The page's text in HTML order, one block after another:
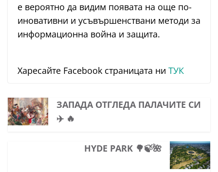
е вероятно да видим появата на още по-
иновативни и усъвършенствани методи за
информационна война и защита.
Харесайте Facebook страницата ни ТУК
ЗАПАДА ОТГЛЕДА ПАЛАЧИТЕ СИ
✈️ 🔥
HYDE PARK 🌳🍃🌺